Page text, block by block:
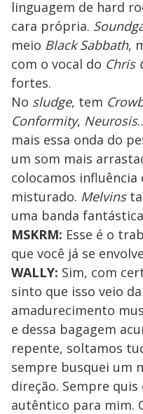
linguagem de hard
cara própria.
meio Black Sabbath,
com o vocal do Chris
fortes.
No sludge, tem
Conformity, Neurosis
mais essa onda do
um som mais
colocamos influência
misturado. Melvins
uma banda
MSKRM: Esse é o
que você já se
WALLY: Sim, com
sinto que isso veio
amadurecimento
e dessa bagagem
repente, soltamos
sempre busquei um
direção. Sempre
autêntico para mim.